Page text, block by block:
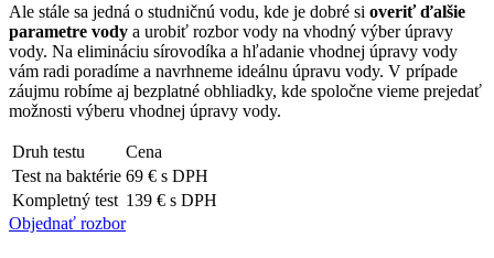
Ale stále sa jedná o studničnú vodu, kde je dobré si overiť ďalšie
parametre vody a urobiť rozbor vody na vhodný výber úpravy
vody. Na elimináciu sírovodíka a hľadanie vhodnej úpravy vody
vám radi poradíme a navrhneme ideálnu úpravu vody. V prípade
záujmu robíme aj bezplatné obhliadky, kde spoločne vieme prejedať
možnosti výberu vhodnej úpravy vody.
Druh testu
Cena
Test na baktérie 69 € s DPH
Kompletný test 139 € s DPH
Objednať rozbor